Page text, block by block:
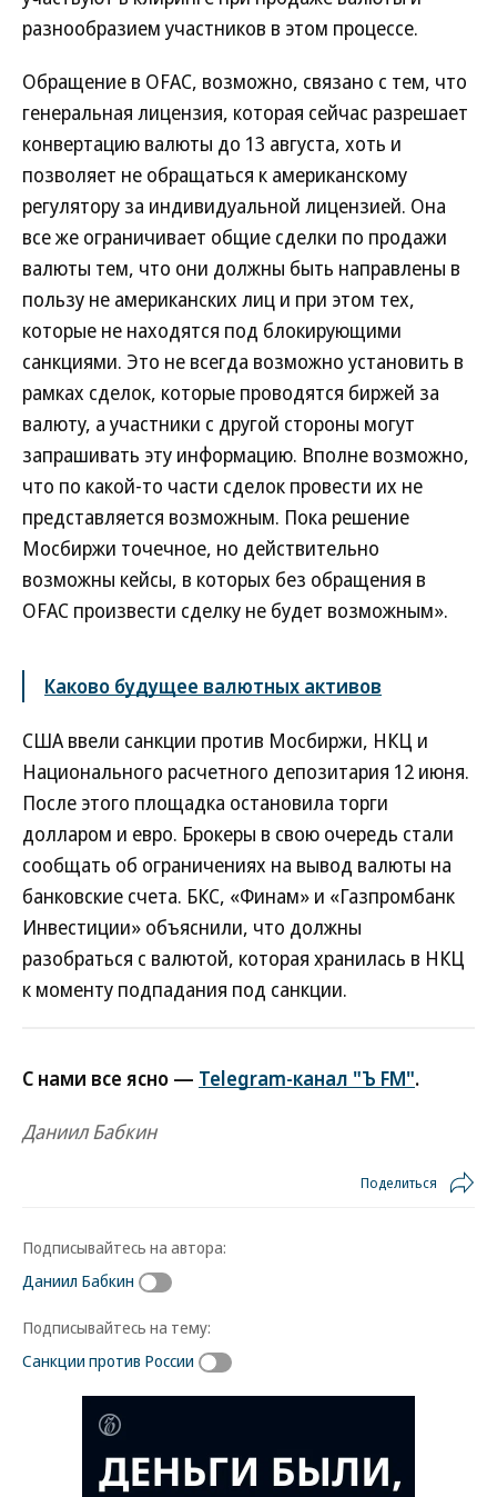
разнообразием участников в этом процессе.
Обращение в OFAC, возможно, связано с тем, что
генеральная лицензия, которая сейчас разрешает
конвертацию валюты до 13 августа, хоть и
позволяет не обращаться к американскому
регулятору за индивидуальной лицензией. Она
все же ограничивает общие сделки по продажи
валюты тем, что они должны быть направлены в
пользу не американских лиц и при этом тех,
которые не находятся под блокирующими
санкциями. Это не всегда возможно установить в
рамках сделок, которые проводятся биржей за
валюту, а участники с другой стороны могут
запрашивать эту информацию. Вполне возможно,
что по какой-то части сделок провести их не
представляется возможным. Пока решение
Мосбиржи точечное, но действительно
возможны кейсы, в которых без обращения в
OFAC произвести сделку не будет возможным».
Каково будущее валютных активов
США ввели санкции против Мосбиржи, НКЦ и
Национального расчетного депозитария 12 июня.
После этого площадка остановила торги
долларом и евро. Брокеры в свою очередь стали
сообщать об ограничениях на вывод валюты на
банковские счета. БКС, «Финам» и «Газпромбанк
Инвестиции» объяснили, что должны
разобраться с валютой, которая хранилась в НКЦ
к моменту подпадания под санкции.
С нами все ясно — Telegram-канал "Ъ FM".
Даниил Бабкин
Поделиться
Подписывайтесь на автора:
Даниил Бабкин
Подписывайтесь на тему:
Санкции против России